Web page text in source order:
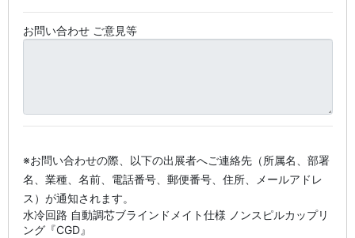
お問い合わせ ご意見等
※お問い合わせの際、以下の出展者へご連絡先（所属名、部署
名、業種、名前、電話番号、郵便番号、住所、メールアドレ
ス）が通知されます。
水冷回路 自動調芯ブラインドメイト仕様 ノンスピルカップリ
ング『CGD』